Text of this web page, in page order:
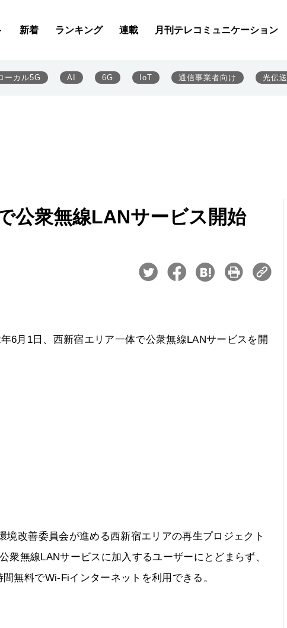
新着 ランキング 連載 月刊テレコミュニケーション
ーカル5G AI 6G IoT 通信事業者向け 光伝送
公衆無線LANサービス開始
6月1日、西新宿エリア一体で公衆無線LANサービスを開
改善委員会が進める西新宿エリアの再生プロジェクト
無線LANサービスに加入するユーザーにとどまらず、
無料でWi-Fiインターネットを利用できる。